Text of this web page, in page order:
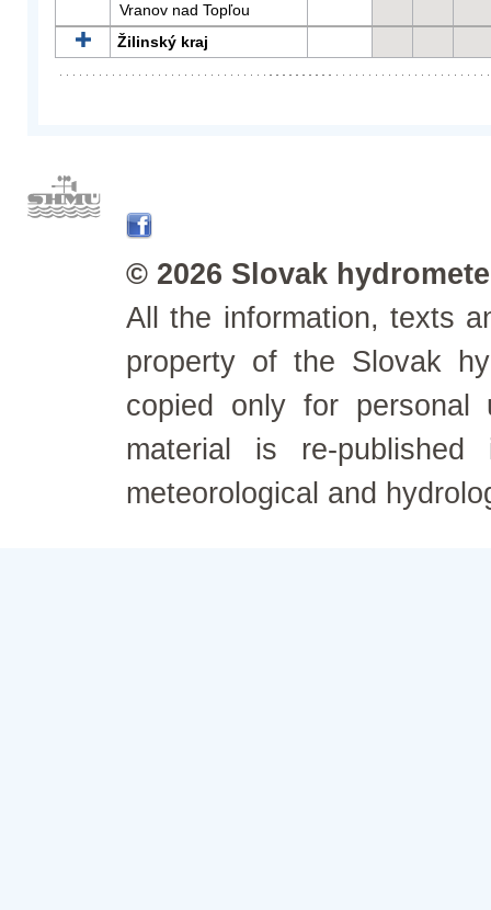
Vranov nad Topľou
Žilinský kraj
© 2026 Slovak
All the information, texts
property of the Slovak
copied only for personal
material is re-
meteorological and